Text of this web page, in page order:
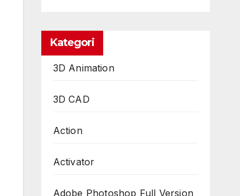
Kategori
3D Animation
3D CAD
Action
Activator
Adobe Photoshop Full Version